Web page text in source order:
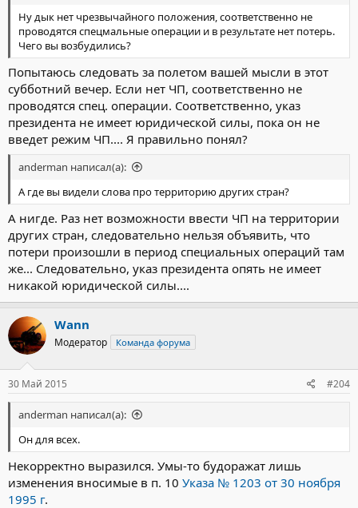
Ну дык нет чрезвычайного положения, соответственно не
проводятся спецмальные операции и в результате нет потерь.
Чего вы возбудились?
Попытаюсь следовать за полетом вашей мысли в этот
субботний вечер. Если нет ЧП, соответственно не
проводятся спец. операции. Соответственно, указ
президента не имеет юридической силы, пока он не
введет режим ЧП.... Я правильно понял?
anderman написал(а):
А где вы видели слова про территорию других стран?
А нигде. Раз нет возможности ввести ЧП на территории
других стран, следовательно нельзя объявить, что
потери произошли в период специальных операций там
же... Следовательно, указ президента опять не имеет
никакой юридической силы....
Wann
Модератор Команда форума
30 Май 2015 #204
anderman написал(а):
Он для всех.
Некорректно выразился. Умы-то будоражат лишь
изменения вносимые в п. 10 Указа № 1203 от 30 ноября
1995 г.